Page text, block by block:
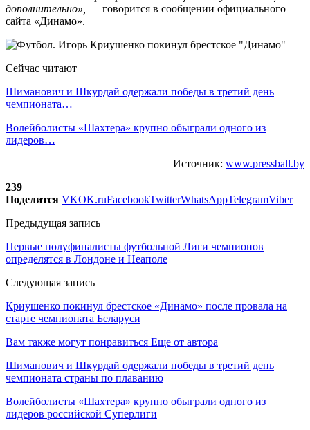
дополнительно», — говорится в сообщении официального
сайта «Динамо».
Сейчас читают
Шиманович и Шкурдай одержали победы в третий день
чемпионата…
Волейболисты «Шахтера» крупно обыграли одного из
лидеров…
Источник: www.pressball.by
239
Поделится VKOK.ruFacebookTwitterWhatsAppTelegramViber
Предыдущая запись
Первые полуфиналисты футбольной Лиги чемпионов
определятся в Лондоне и Неаполе
Следующая запись
Криушенко покинул брестское «Динамо» после провала на
старте чемпионата Беларуси
Вам также могут понравиться Еще от автора
Шиманович и Шкурдай одержали победы в третий день
чемпионата страны по плаванию
Волейболисты «Шахтера» крупно обыграли одного из
лидеров российской Суперлиги